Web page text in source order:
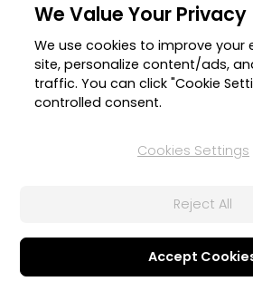
全新的使用者介面優化了外觀、
字型編輯頁面，全方位提升影片剪
PhotoDirector
We Value Your Privacy
We use cookies to improve your
site, personalize content/ads,
traffic. You can click "Cookie
controlled consent.
Cookies Settings
Reject All
Accept